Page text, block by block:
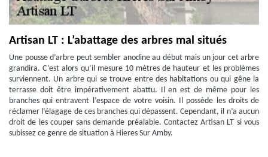
Artisan LT : L’abattage des arbres mal situés
Une pousse d’arbre peut sembler anodine au début mais un jour cet arbre
grandira. C’est alors qu’il mesure 10 mètres de hauteur et les problèmes
surviennent. Un arbre qui se trouve entre des habitations ou qui gêne la
terrasse doit être impérativement abattu. Il en est de même pour les
branches qui entravent l’espace de votre voisin. Il possède les droits de
réclamer l’élagage de ces branches qui dépassent. Cependant, il n’a aucun
droit de les couper sans demande préalable. Contactez Artisan LT si vous
subissez ce genre de situation à Hieres Sur Amby.